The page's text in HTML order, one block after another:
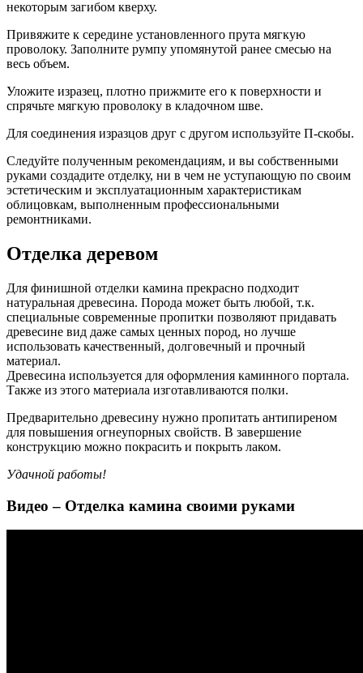
некоторым загибом кверху.
Привяжите к середине установленного прута мягкую
проволоку. Заполните румпу упомянутой ранее смесью на
весь объем.
Уложите изразец, плотно прижмите его к поверхности и
спрячьте мягкую проволоку в кладочном шве.
Для соединения изразцов друг с другом используйте П-скобы.
Следуйте полученным рекомендациям, и вы собственными
руками создадите отделку, ни в чем не уступающую по своим
эстетическим и эксплуатационным характеристикам
облицовкам, выполненным профессиональными
ремонтниками.
Отделка деревом
Для финишной отделки камина прекрасно подходит
натуральная древесина. Порода может быть любой, т.к.
специальные современные пропитки позволяют придавать
древесине вид даже самых ценных пород, но лучше
использовать качественный, долговечный и прочный
материал.
Древесина используется для оформления каминного портала.
Также из этого материала изготавливаются полки.
Предварительно древесину нужно пропитать антипиреном
для повышения огнеупорных свойств. В завершение
конструкцию можно покрасить и покрыть лаком.
Удачной работы!
Видео – Отделка камина своими руками